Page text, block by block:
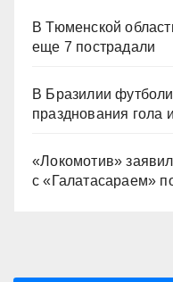
В Тюменской
еще 7 пострадали
В Бразилии
празднования гола
«Локомотив»
с «Галатасараем»